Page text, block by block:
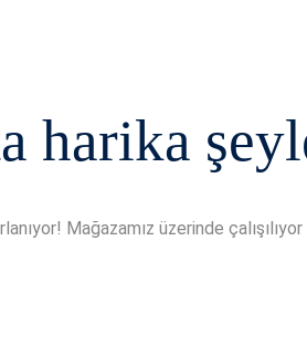
harika
Mağazamız üzerinde